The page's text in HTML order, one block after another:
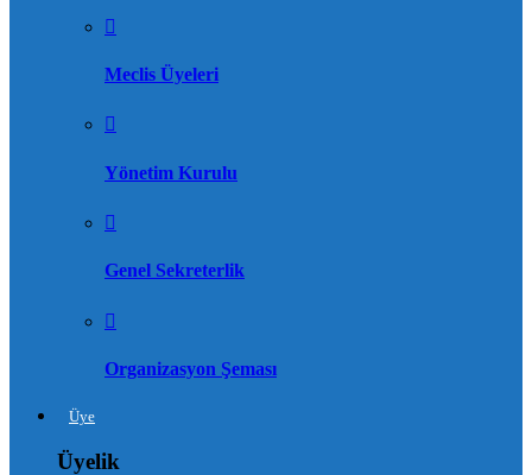
Meclis Üyeleri
Yönetim Kurulu
Genel Sekreterlik
Organizasyon Şeması
Üye
Üyelik